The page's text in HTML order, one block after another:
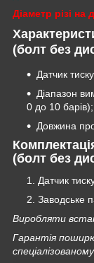
Діаметр різі
(болт без
Датчик
Діапазон
0 до 10 барів);
Довжина
(болт без
Датчик
Заводське
Виробляти
Гарантія